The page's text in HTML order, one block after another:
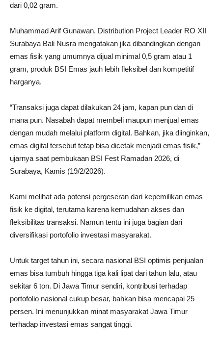
dari 0,02 gram.
Muhammad Arif Gunawan, Distribution Project Leader RO XII
Surabaya Bali Nusra mengatakan jika dibandingkan dengan
emas fisik yang umumnya dijual minimal 0,5 gram atau 1
gram, produk BSI Emas jauh lebih fleksibel dan kompetitif
harganya.
“Transaksi juga dapat dilakukan 24 jam, kapan pun dan di
mana pun. Nasabah dapat membeli maupun menjual emas
dengan mudah melalui platform digital. Bahkan, jika diinginkan,
emas digital tersebut tetap bisa dicetak menjadi emas fisik,”
ujarnya saat pembukaan BSI Fest Ramadan 2026, di
Surabaya, Kamis (19/2/2026).
Kami melihat ada potensi pergeseran dari kepemilikan emas
fisik ke digital, terutama karena kemudahan akses dan
fleksibilitas transaksi. Namun tentu ini juga bagian dari
diversifikasi portofolio investasi masyarakat.
Untuk target tahun ini, secara nasional BSI optimis penjualan
emas bisa tumbuh hingga tiga kali lipat dari tahun lalu, atau
sekitar 6 ton. Di Jawa Timur sendiri, kontribusi terhadap
portofolio nasional cukup besar, bahkan bisa mencapai 25
persen. Ini menunjukkan minat masyarakat Jawa Timur
terhadap investasi emas sangat tinggi.